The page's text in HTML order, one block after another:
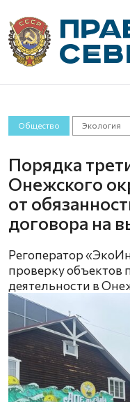
Общество Экология
Порядка
Онежского
от
договора на
Регоператор
проверку объектов
деятельности в